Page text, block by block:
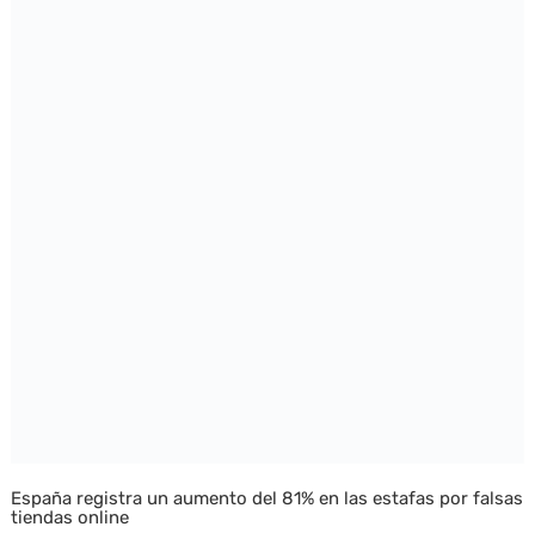
España registra un aumento del 81% en las estafas por falsas
tiendas online